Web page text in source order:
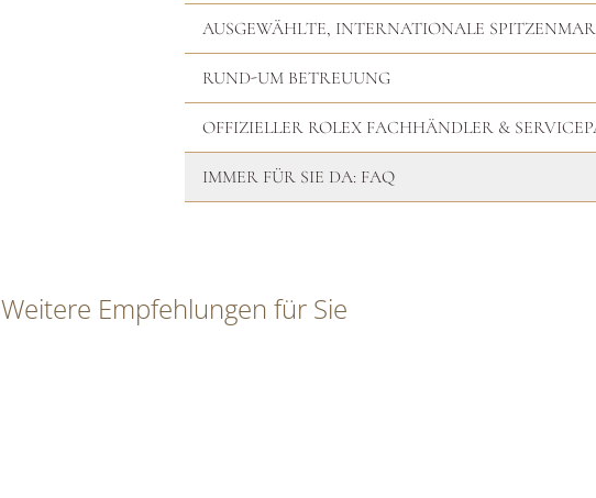
AUSGEWÄHLTE, INTERNATIONALE
RUND-UM BETREUUNG
OFFIZIELLER ROLEX FACHHÄNDLER &
IMMER FÜR SIE DA: FAQ
Weitere Empfehlungen für Sie